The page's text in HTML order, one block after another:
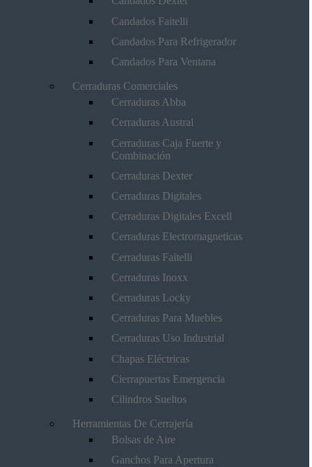
Candados Faitelli
Candados Para Refrigerador
Candados Para Ventana
Cerraduras Comerciales
Cerraduras Abba
Cerraduras Austral
Cerraduras Caja Fuerte y
Combinación
Cerraduras Dexter
Cerraduras Digitales
Cerraduras Digitales Excell
Cerraduras Electromagneticas
Cerraduras Faitelli
Cerraduras Inoxx
Cerraduras Locky
Cerraduras Para Muebles
Cerraduras Uso Industrial
Chapas Eléctricas
Cierrapuertas Emergencia
Cilindros Sueltos
Herramientas De Cerrajería
Bolsas de Aire
Ganchos Para Apertura